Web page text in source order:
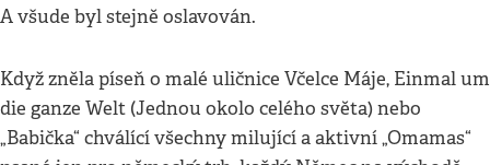
A všude byl stejně oslavován.
Když zněla píseň o malé uličnice Včelce Máje, Einmal um
die ganze Welt (Jednou okolo celého světa) nebo
„Babička“ chválící všechny milující a aktivní „Omamas“